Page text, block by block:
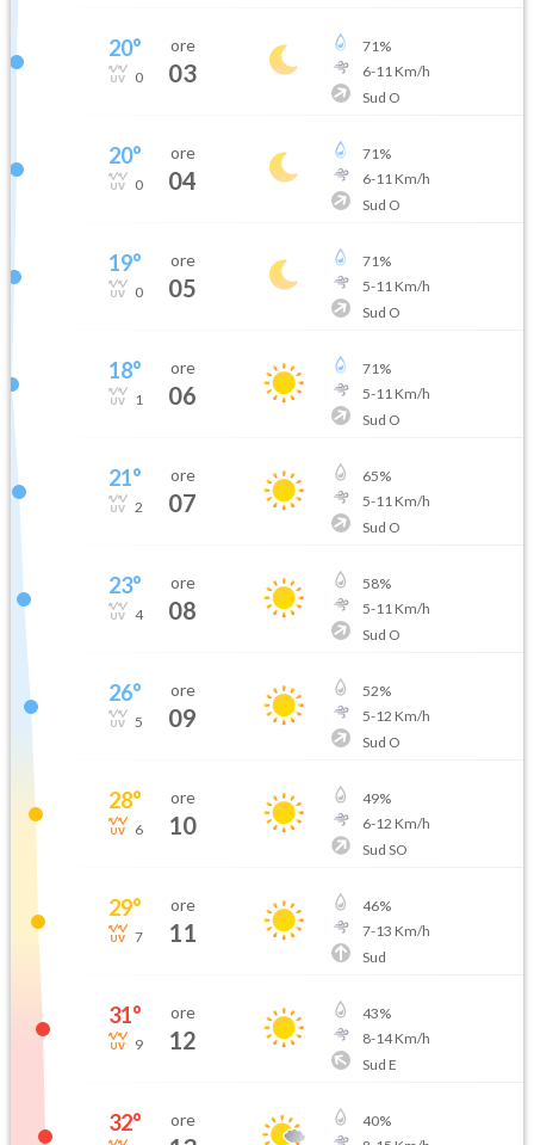
20°
0
ore
03
71%
6-11Km/h
Sud O
20°
0
ore
04
71%
6-11Km/h
Sud O
19°
0
ore
05
71%
5-11Km/h
Sud O
18°
1
ore
06
71%
5-11Km/h
Sud O
21°
2
ore
07
65%
5-11Km/h
Sud O
23°
4
ore
08
58%
5-11Km/h
Sud O
26°
5
ore
09
52%
5-12 Km/h
Sud O
28°
6
ore
10
49%
6-12 Km/h
Sud SO
29°
7
ore
11
46%
7-13 Km/h
Sud
31°
9
ore
12
43%
8-14Km/h
Sud E
32° ore 40%